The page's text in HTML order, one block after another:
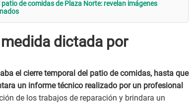
de comidas de Plaza Norte: revelan imágenes
dictada por
el cierre temporal del patio de comidas, hasta que
un informe técnico realizado por un profesional
de los trabajos de reparación y brindara un